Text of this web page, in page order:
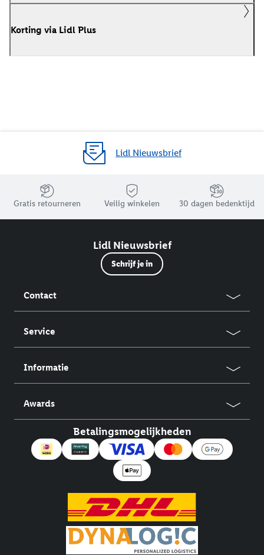
Korting via Lidl Plus
Lidl Nieuwsbrief
Jouw voordelen bij ons als Lidl webshop klant
Gratis retourneren Veilig winkelen 30 dagen bedenktijd
Lidl Nieuwsbrief
Schrijf je in
Contact
Service
Informatie
Awards
Betalingsmogelijkheden